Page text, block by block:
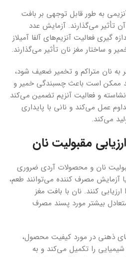
به طور قابل توجهی بر بافت
تأثیر می‌گذارند. آزمایش عدد
گیری فعالیت آنزیم‌های آلفا آمیلاز
و ساختار مغز نان تأثیر می‌گذارند.
به نان متراکم و تخمیر ضعیف شود،
ممکن است باعث چسبندگی خمیر و
و فعالیت آنزیم تضمین می‌کند
عمل می‌کند و نانی با پایداری
می‌کند.
مقبولیت نان
نان و محصولات آردی ضروری
مصرف کننده می‌توانند طعم،
کنند. نان با بافت مغز
بیشتر مورد پسند مصرف
ذهنی در مورد کیفیت محصول،
را تکمیل می‌کند و به